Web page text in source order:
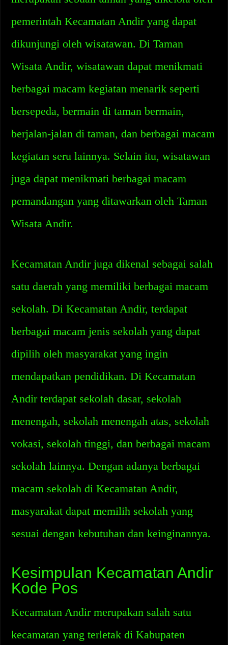
pemerintah Kecamatan Andir yang dapat
dikunjungi oleh wisatawan. Di Taman
Wisata Andir, wisatawan dapat menikmati
berbagai macam kegiatan menarik seperti
bersepeda, bermain di taman bermain,
berjalan-jalan di taman, dan berbagai macam
kegiatan seru lainnya. Selain itu, wisatawan
juga dapat menikmati berbagai macam
pemandangan yang ditawarkan oleh Taman
Wisata Andir.
Kecamatan Andir juga dikenal sebagai salah
satu daerah yang memiliki berbagai macam
sekolah. Di Kecamatan Andir, terdapat
berbagai macam jenis sekolah yang dapat
dipilih oleh masyarakat yang ingin
mendapatkan pendidikan. Di Kecamatan
Andir terdapat sekolah dasar, sekolah
menengah, sekolah menengah atas, sekolah
vokasi, sekolah tinggi, dan berbagai macam
sekolah lainnya. Dengan adanya berbagai
macam sekolah di Kecamatan Andir,
masyarakat dapat memilih sekolah yang
sesuai dengan kebutuhan dan keinginannya.
Kesimpulan Kecamatan Andir
Kode Pos
Kecamatan Andir merupakan salah satu
kecamatan yang terletak di Kabupaten